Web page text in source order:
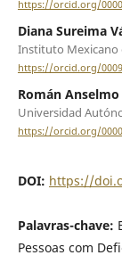
https://orcid.org/
Diana Sureima
Instituto Mexicano
https://orcid.org/
Román
Universidad
https://orcid.org/
DOI: https://
Palavras-chave:
Pessoas com